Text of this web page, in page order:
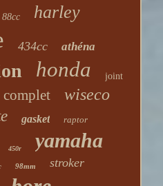
88cc harley
434cc athéna
honda joint
complet wiseco
gasket raptor
450r yamaha
98mm stroker